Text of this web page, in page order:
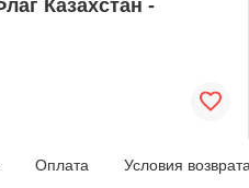
Казахстан -
Оплата Условия